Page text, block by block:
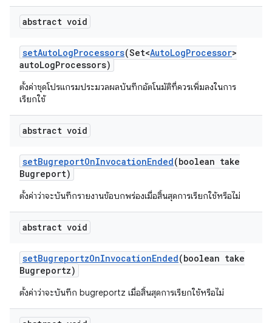
abstract void
setAutoLogProcessors(Set<AutoLogProcessor>
autoLogProcessors)
ตั้งค่าชุดโปรแกรมประมวลผลบันทึกอัตโนมัติที่ควรเพิ่มลงในการ
เรียกใช้
abstract void
setBugreportOnInvocationEnded(boolean take
Bugreport)
ตั้งค่าว่าจะบันทึกรายงานข้อบกพร่องเมื่อสิ้นสุดการเรียกใช้หรือไม่
abstract void
setBugreportzOnInvocationEnded(boolean take
Bugreportz)
ตั้งค่าว่าจะบันทึก bugreportz เมื่อสิ้นสุดการเรียกใช้หรือไม่